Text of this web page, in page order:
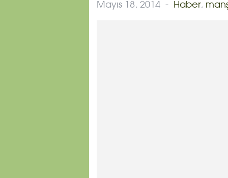
Mayıs 18, 2014 - Haber,